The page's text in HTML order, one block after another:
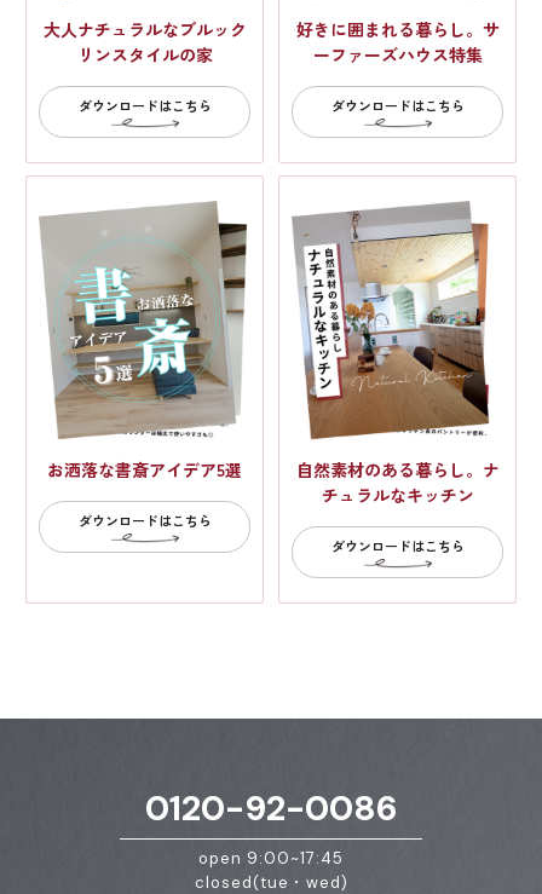
大人ナチュラルなブルック
リンスタイルの家
ダウンロードはこちら
好きに囲まれる暮らし。サ
ーファーズハウス特集
ダウンロードはこちら
お洒落な書斎アイデア5選
ダウンロードはこちら
自然素材のある暮らし。ナ
チュラルなキッチン
ダウンロードはこちら
0120-92-0086
open 9:00~17:45
closed(tue・wed)